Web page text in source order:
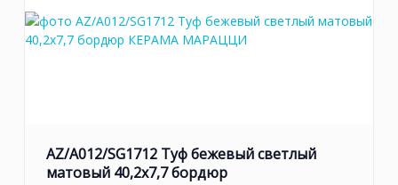
AZ/A012/SG1712 Туф бежевый светлый
матовый 40,2х7,7 бордюр